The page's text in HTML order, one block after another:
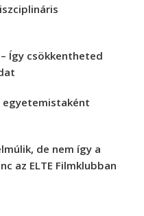
Így csökkentheted
egyetemistaként
de nem így a
az ELTE Filmklubban